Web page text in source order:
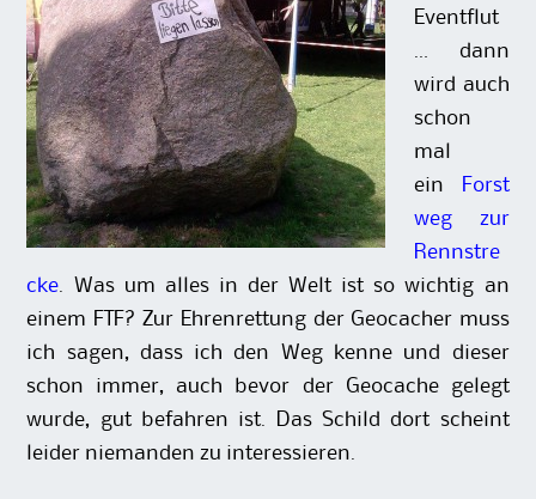
Eventflut
… dann
wird auch
schon
mal
ein
Forst
weg zur
Rennstre
cke . Was um alles in der Welt ist so wichtig an
einem FTF? Zur Ehrenrettung der Geocacher muss
ich sagen, dass ich den Weg kenne und dieser
schon immer, auch bevor der Geocache gelegt
wurde, gut befahren ist. Das Schild dort scheint
leider niemanden zu interessieren.